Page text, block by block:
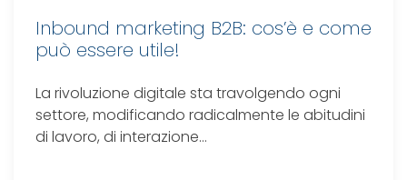
Inbound marketing B2B: cos’è e come
può essere utile!
La rivoluzione digitale sta travolgendo ogni
settore, modificando radicalmente le abitudini
di lavoro, di interazione…